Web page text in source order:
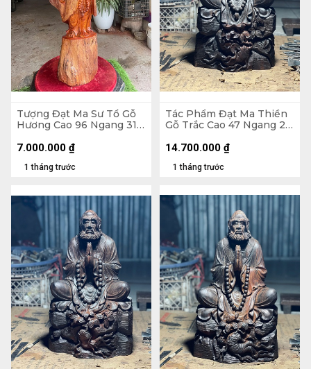
Tượng Đạt Ma Sư Tổ Gỗ
Hương Cao 96 Ngang 31
1 tháng trước
7.000.000 ₫
Tác Phẩm Đạt Ma Thiền
Gỗ Trắc Cao 47 Ngang 26
1 tháng trước
14.700.000 ₫